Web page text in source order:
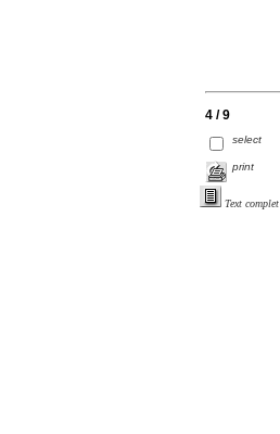
4 / 9
select
print
Text complet